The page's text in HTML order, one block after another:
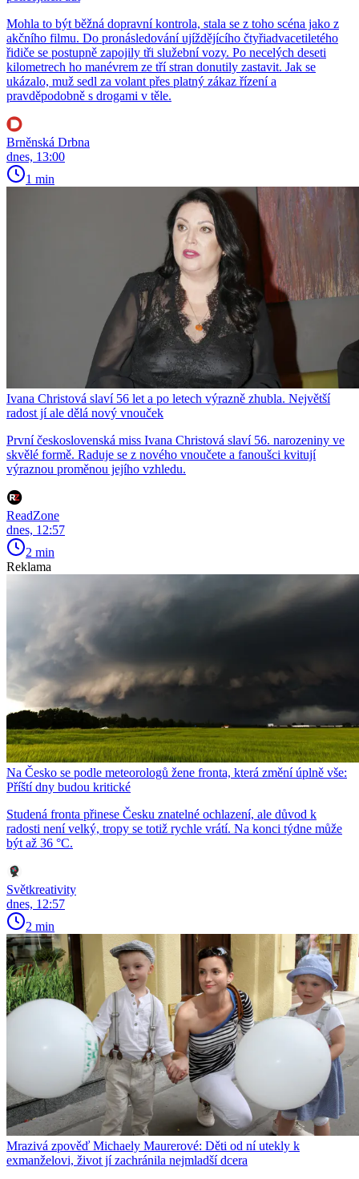
Mohla to být běžná dopravní kontrola, stala se z toho scéna jako z
akčního filmu. Do pronásledování ujíždějícího čtyřiadvacetiletého
řidiče se postupně zapojily tři služební vozy. Po necelých deseti
kilometrech ho manévrem ze tří stran donutily zastavit. Jak se
ukázalo, muž sedl za volant přes platný zákaz řízení a
pravděpodobně s drogami v těle.
Brněnská Drbna
dnes, 13:00
1 min
Ivana Christová slaví 56 let a po letech výrazně zhubla. Největší
radost jí ale dělá nový vnouček
První československá miss Ivana Christová slaví 56. narozeniny ve
skvělé formě. Raduje se z nového vnoučete a fanoušci kvitují
výraznou proměnou jejího vzhledu.
ReadZone
dnes, 12:57
2 min
Reklama
Na Česko se podle meteorologů žene fronta, která změní úplně vše:
Příští dny budou kritické
Studená fronta přinese Česku znatelné ochlazení, ale důvod k
radosti není velký, tropy se totiž rychle vrátí. Na konci týdne může
být až 36 °C.
Světkreativity
dnes, 12:57
2 min
Mrazivá zpověď Michaely Maurerové: Děti od ní utekly k
exmanželovi, život jí zachránila nejmladší dcera